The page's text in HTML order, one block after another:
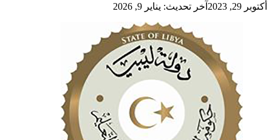
أكتوبر 29, 2023 آخر تحديث: يناير 9, 2026